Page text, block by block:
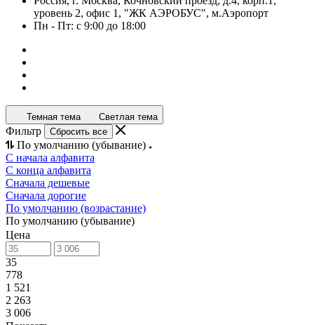
уровень 2, офис 1, "ЖК АЭРОБУС", м.Аэропорт
Пн - Пт: с 9:00 до 18:00
Темная тема Светлая тема
Фильтр Сбросить все
По умолчанию (убывание)
С начала алфавита
С конца алфавита
Сначала дешевые
Сначала дорогие
По умолчанию (возрастание)
По умолчанию (убывание)
Цена
35
778
1 521
2 263
3 006